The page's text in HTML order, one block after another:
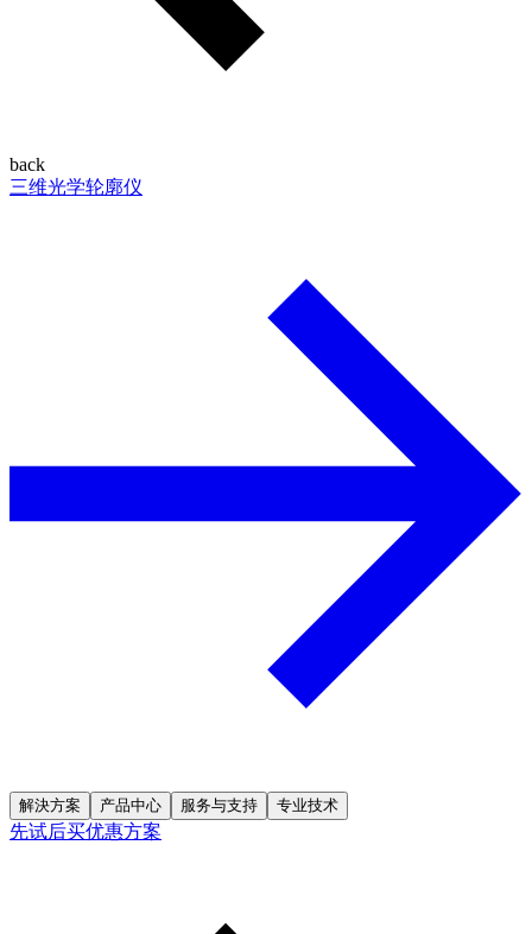
back
三维光学轮廓仪
解決方案 产品中心 服务与支持 专业技术
先试后买优惠方案